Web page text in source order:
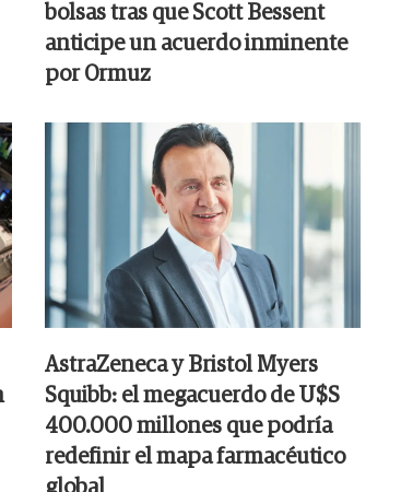
bolsas tras que Scott Bessent
anticipe un acuerdo inminente
por Ormuz
AstraZeneca y Bristol Myers
Squibb: el megacuerdo de U$S
400.000 millones que podría
redefinir el mapa farmacéutico
global